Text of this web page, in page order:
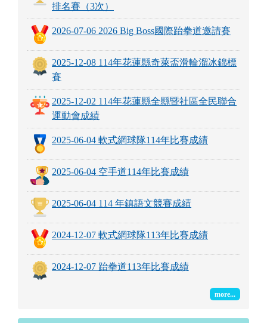
排名賽（3次）
2026-07-06 2026 Big Boss國際跆拳道邀請賽
2025-12-08 114年花蓮縣奇萊盃滑輪溜冰錦標
賽
2025-12-02 114年花蓮縣全縣暨社區全民聯合
運動會成績
2025-06-04 軟式網球隊114年比賽成績
2025-06-04 空手道114年比賽成績
2025-06-04 114 年鎮語文競賽成績
2024-12-07 軟式網球隊113年比賽成績
2024-12-07 跆拳道113年比賽成績
more...